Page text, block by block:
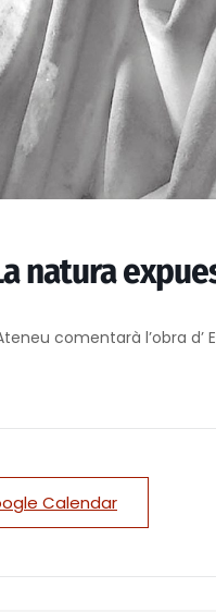
natura
comentarà l’obra d’
Calendar